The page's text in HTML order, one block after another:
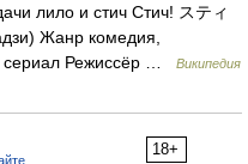
лило и стич Стич! スティ
Жанр комедия,
сериал Режиссёр …
Википедия
18+